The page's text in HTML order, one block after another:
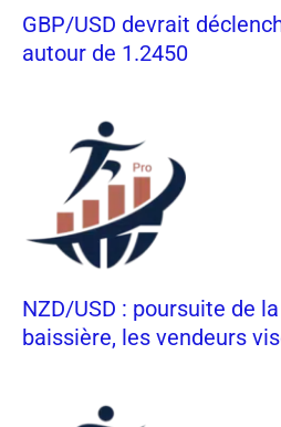
GBP/USD devrait
autour de 1.2450
NZD/USD : poursuite de
baissière, les vendeurs